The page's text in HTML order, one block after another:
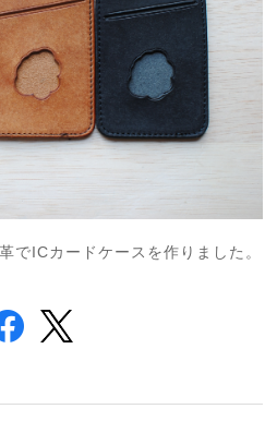
でICカードケースを作りました。